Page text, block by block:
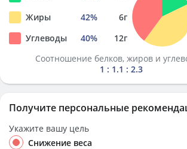
Жиры
42% 6г
Углеводы
40% 12г
Соотношение белков, жиров и
1 : 1.1 : 2.3
Получите персональные
Укажите вашу цель
Снижение веса